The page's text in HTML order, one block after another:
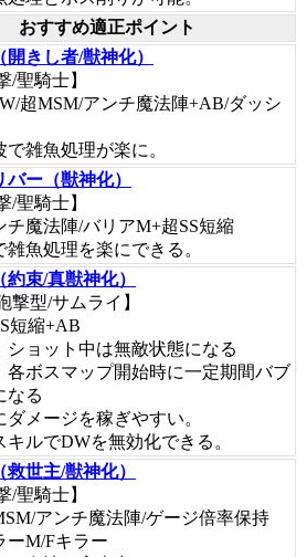
おすすめ適正ポイント
開きし者/獣神化）
/聖騎士】
超MSM/アンチ魔法陣+AB/ダッシ
雑魚処理が楽に。
ー（獣神化）
/聖騎士】
チ魔法陣/バリアM+超SS短縮
雑魚処理を楽にできる。
束/真獣神化）
撃型/サムライ】
短縮+AB
ショット中は無敵状態になる
各ボスマップ開始時に一定期間バブ
なる
ダメージを稼ぎやすい。
キルでDWを無効化できる。
世主/獣神化）
/聖騎士】
アンチ魔法陣/ゲージ倍率保持
ーM/Fキラー